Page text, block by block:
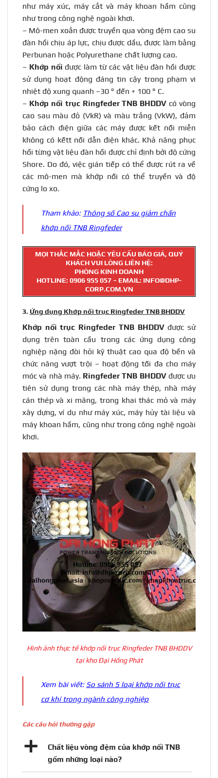
như máy xúc, máy cắt và máy khoan hầm cũng
như trong công nghệ ngoài khơi.
– Mô-men xoắn được truyền qua vòng đệm cao su
đàn hồi chịu áp lực, chịu được dầu, được làm bằng
Perbunan hoặc Polyurethane chất lượng cao.
– Khớp nối được làm từ các vật liệu đàn hồi được
sử dụng hoạt động đáng tin cậy trong phạm vi
nhiệt độ xung quanh –30 ° đến + 100 ° C.
– Khớp nối trục Ringfeder TNB BHDDV có vòng
cao sau màu đỏ (VkR) và màu trắng (VkW), đảm
bảo cách điện giữa các máy được kết nối miễn
không có kếtt nối dẫn điện khác. Khả năng phục
hồi từng vật liệu đàn hồi được chỉ định bởi độ cứng
Shore. Do đó, việc gián tiếp có thể được rút ra về
các mô-men mà khớp nối có thể truyền và độ
cứng lo xo.
Tham khảo: Thông số Cao su giảm chấn
khớp nối TNB Ringfeder
MỌI THẮC MẮC HOẶC YÊU CẦU BÁO GIÁ, QUÝ
KHÁCH VUI LÒNG LIÊN HỆ:
PHÒNG KINH DOANH
HOTLINE: 0906 955 057– EMAIL: INFO@DHP-
CORP.COM.VN
3. Ứng dụng Khớp nối trục Ringfeder TNB BHDDV
Khớp nối trục Ringfeder TNB BHDDV được sử
dụng trên toàn cầu trong các ứng dụng công
nghiệp nặng đòi hỏi kỹ thuật cao qua độ bền và
chức năng vượt trội – hoạt động tối đa cho máy
móc và nhà máy. Ringfeder TNB BHDDVđược ưu
tiên sử dụng trong các nhà máy thép, nhà máy
cán thép và xi măng, trong khai thác mỏ và máy
xây dựng, ví dụ như máy xúc, máy hủy tài liệu và
máy khoan hầm, cũng như trong công nghệ ngoài
khơi.
Hình ảnh thực tế khớp nối trục Ringfeder TNB BHDDV
tại kho Đại Hồng Phát
Xem bài viết: So sánh 5 loại khớp nối trục
cơ khí trong ngành công nghiệp
Các câu hỏi thường gặp
a
Chất liệu vòng đệm của khớp nối TNB
gồm những loại nào?